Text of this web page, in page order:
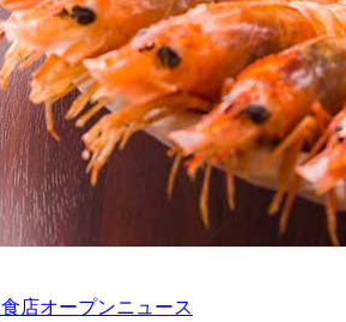
店オープンニュース